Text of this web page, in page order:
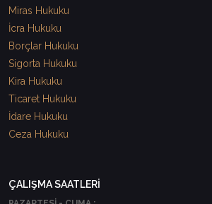
Miras Hukuku
İcra Hukuku
Borçlar Hukuku
Sigorta Hukuku
Kira Hukuku
Ticaret Hukuku
İdare Hukuku
Ceza Hukuku
ÇALIŞMA SAATLERİ